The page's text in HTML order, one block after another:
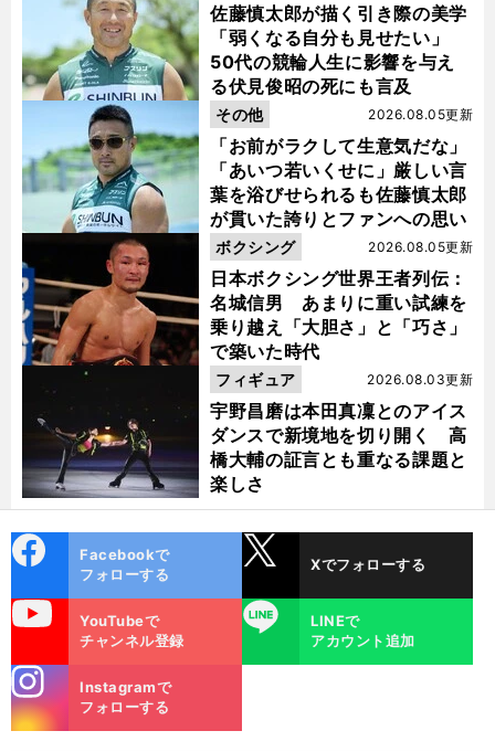
佐藤慎太郎が描く引き際の美学
「弱くなる自分も見せたい」
50代の競輪人生に影響を与え
る伏見俊昭の死にも言及
「お前がラクして生意気だな」
「あいつ若いくせに」厳しい言
葉を浴びせられるも佐藤慎太郎
が貫いた誇りとファンへの思い
2026.08.05更新
その他
日本ボクシング世界王者列伝：
名城信男 あまりに重い試練を
乗り越え「大胆さ」と「巧さ」
で築いた時代
2026.08.05更新
ボクシング
宇野昌磨は本田真凜とのアイス
ダンスで新境地を切り開く 高
橋大輔の証言とも重なる課題と
楽しさ
2026.08.03更新
フィギュア
ok
Facebookで
フォローする
Xでフォローする
YouTubeで
チャンネル登録
LINE
LINEで
アカウント追加
m
Instagramで
フォローする